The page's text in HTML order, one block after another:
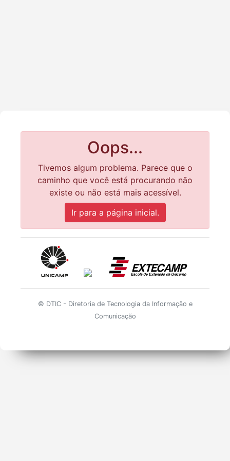
Oops...
Tivemos algum problema. Parece que o
caminho que você está procurando não
existe ou não está mais acessível.
Ir para a página inicial.
© DTIC - Diretoria de Tecnologia da Informação e
Comunicação